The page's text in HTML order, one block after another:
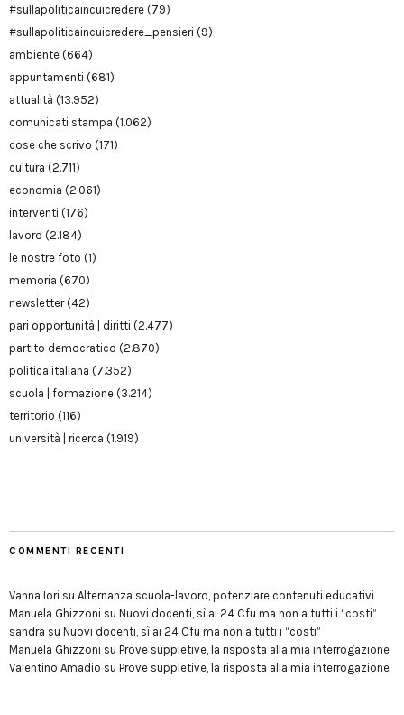
#sullapoliticaincuicredere (79)
#sullapoliticaincuicredere_pensieri (9)
ambiente (664)
appuntamenti (681)
attualità (13.952)
comunicati stampa (1.062)
cose che scrivo (171)
cultura (2.711)
economia (2.061)
interventi (176)
lavoro (2.184)
le nostre foto (1)
memoria (670)
newsletter(42)
pari opportunità | diritti (2.477)
partito democratico (2.870)
politica italiana (7.352)
scuola | formazione (3.214)
territorio (116)
università | ricerca (1.919)
COMMENTI RECENTI
Vanna Iori su Alternanza scuola-lavoro, potenziare contenuti educativi
Manuela Ghizzoni su Nuovi docenti, sì ai 24 Cfu ma non a tutti i “costi”
sandra su Nuovi docenti, sì ai 24 Cfu ma non a tutti i “costi”
Manuela Ghizzoni su Prove suppletive, la risposta alla mia interrogazione
Valentino Amadio su Prove suppletive, la risposta alla mia interrogazione